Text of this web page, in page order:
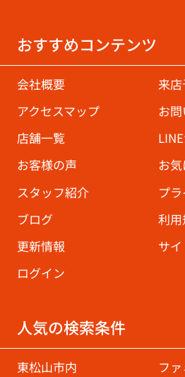
おすすめコンテンツ
会社概要
来
アクセスマップ
お
店舗一覧
お客様の声
お
スタッフ紹介
プ
ブログ
利
更新情報
サ
ログイン
人気の検索条件
東松山市内
フ